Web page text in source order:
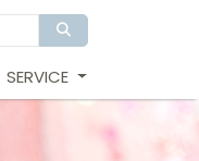
SERVICE